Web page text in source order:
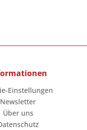
Einstellungen
Newsletter
Über uns